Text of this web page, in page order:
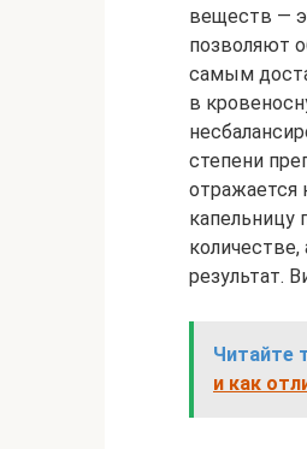
веществ —
позволяют
самым
в
степени
отражается
капельницу
результат.
Читайте
и как